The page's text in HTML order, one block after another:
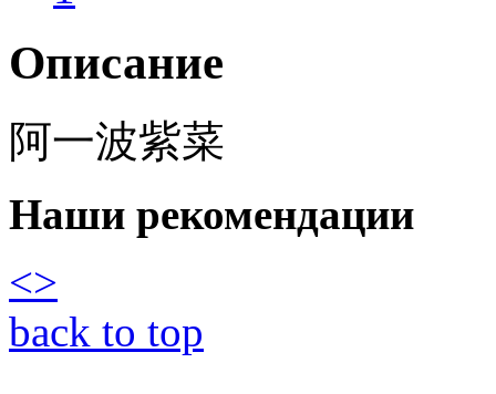
Описание
阿一波紫菜
Наши рекомендации
<>
back to top